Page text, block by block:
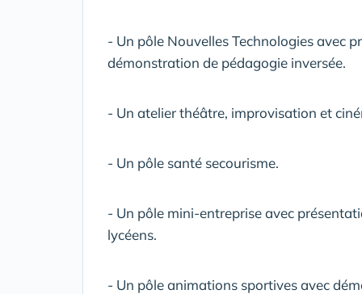
- Un pôle Nouvelles Technologies avec
démonstration de pédagogie inversée.
- Un atelier théâtre, improvisation et
- Un pôle santé secourisme.
- Un pôle mini-entreprise avec
lycéens.
- Un pôle animations sportives avec